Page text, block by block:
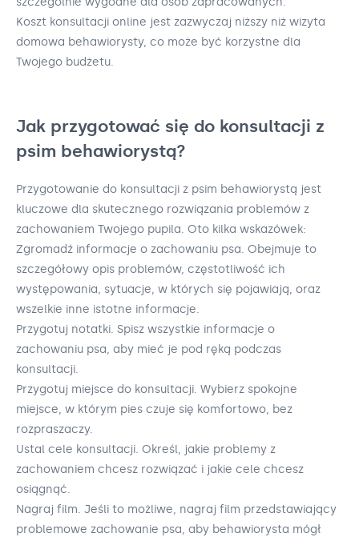
Koszt konsultacji online jest zazwyczaj niższy niż wizyta
domowa behawiorysty, co może być korzystne dla
Twojego budżetu.
Jak przygotować się do konsultacji z
psim behawiorystą?
Przygotowanie do konsultacji z psim behawiorystą jest
kluczowe dla skutecznego rozwiązania problemów z
zachowaniem Twojego pupila. Oto kilka wskazówek:
Zgromadź informacje o zachowaniu psa. Obejmuje to
szczegółowy opis problemów, częstotliwość ich
występowania, sytuacje, w których się pojawiają, oraz
wszelkie inne istotne informacje.
Przygotuj notatki. Spisz wszystkie informacje o
zachowaniu psa, aby mieć je pod ręką podczas
konsultacji.
Przygotuj miejsce do konsultacji. Wybierz spokojne
miejsce, w którym pies czuje się komfortowo, bez
rozpraszaczy.
Ustal cele konsultacji. Określ, jakie problemy z
zachowaniem chcesz rozwiązać i jakie cele chcesz
osiągnąć.
Nagraj film. Jeśli to możliwe, nagraj film przedstawiający
problemowe zachowanie psa, aby behawiorysta mógł